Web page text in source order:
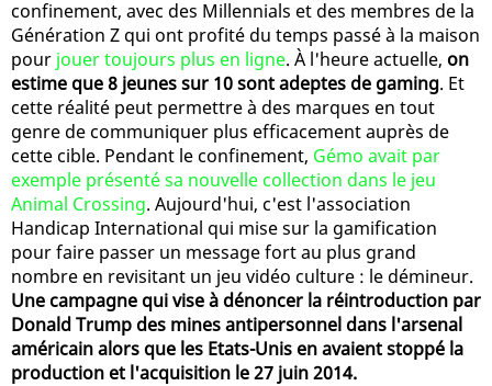
confinement, avec des Millennials et des membres de la
Génération Z qui ont profité du temps passé à la maison
pour jouer toujours plus en ligne. À l'heure actuelle, on
estime que 8 jeunes sur 10 sont adeptes de gaming. Et
cette réalité peut permettre à des marques en tout
genre de communiquer plus efficacement auprès de
cette cible. Pendant le confinement, Gémo avait par
exemple présenté sa nouvelle collection dans le jeu
Animal Crossing. Aujourd'hui, c'est l'association
Handicap International qui mise sur la gamification
pour faire passer un message fort au plus grand
nombre en revisitant un jeu vidéo culture : le démineur.
Une campagne qui vise à dénoncer la réintroduction par
Donald Trump des mines antipersonnel dans l'arsenal
américain alors que les Etats-Unis en avaient stoppé la
production et l'acquisition le 27 juin 2014.